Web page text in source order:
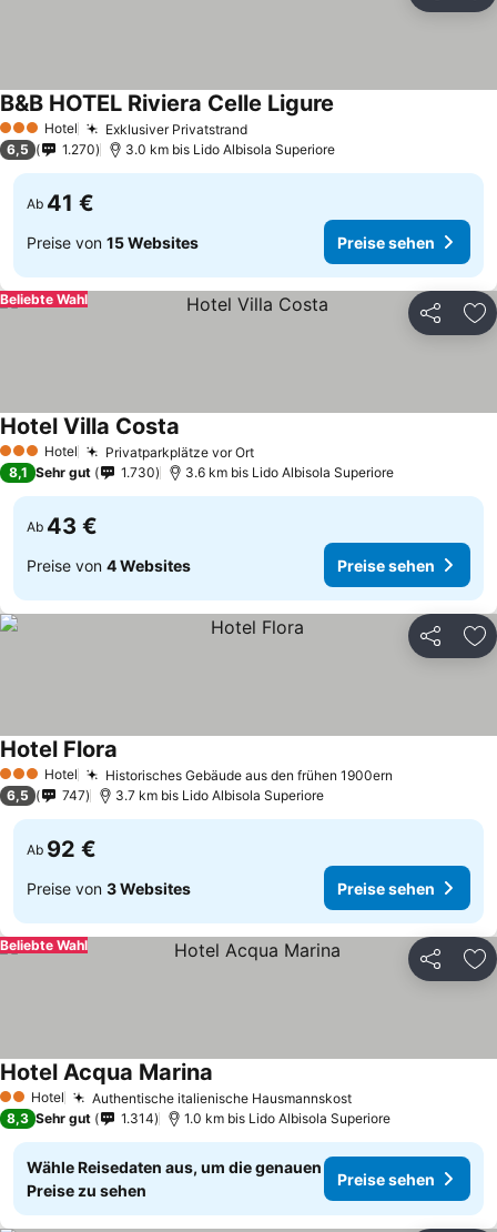
3 SterneHotel Exklusiver Privatstrand
B&B HOTEL Riviera Celle Ligure
6,5 1.270 3.0 km bis Lido Albisola Superiore
Ab 41 €
Preise von 15 Websites Preise sehen
Teilen
Beliebte Wahl
3 SterneHotel Privatparkplätze vor Ort
Hotel Villa Costa
8,1 Sehr gut 1.730 3.6 km bis Lido Albisola Superiore
Ab 43 €
Preise von 4 Websites Preise sehen
Teilen
3 SterneHotel Historisches Gebäude aus den frühen 1900ern
Hotel Flora
6,5 747 3.7 km bis Lido Albisola Superiore
Ab 92 €
Preise von 3 Websites Preise sehen
Teilen
Beliebte Wahl
2 Sterne
Hotel Authentische italienische Hausmannskost
Hotel Acqua Marina
8,3 Sehr gut 1.314 1.0 km bis Lido Albisola Superiore
Wähle Reisedaten aus, um die genauen
Preise zu sehen
Preise sehen